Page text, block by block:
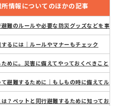
情報についてのほかの記事
避難のルールや必要な防災グッズなどを事前
るには｜ルールやマナーもチェック
めに。災害に備えてやっておくべきこと
て避難するために｜もしもの時に備えてルー
は？ペットと同行避難するために知っておき